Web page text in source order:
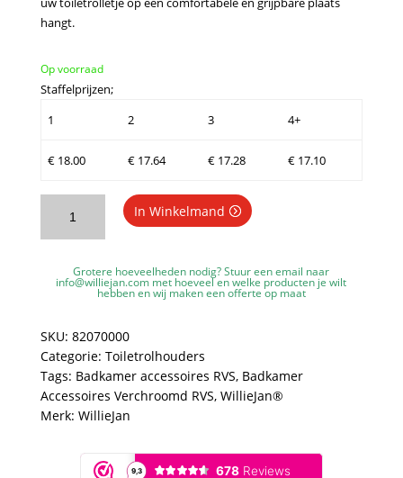
hangt.
Op voorraad
Staffelprijzen;
1
2 3 4+
€ 18.00 € 17.64 € 17.28 € 17.10
Toiletrolhouder
8207
Verchroomd
Muurbevestiging
aantal
In Winkelmand
Grotere hoeveelheden nodig? Stuur een email naar
info@williejan.com met hoeveel en welke producten je wilt
hebben en wij maken een offerte op maat
SKU: 82070000
Categorie: Toiletrolhouders
Tags: Badkamer accessoires RVS, Badkamer
Accessoires Verchroomd RVS, WillieJan®
Merk: WillieJan